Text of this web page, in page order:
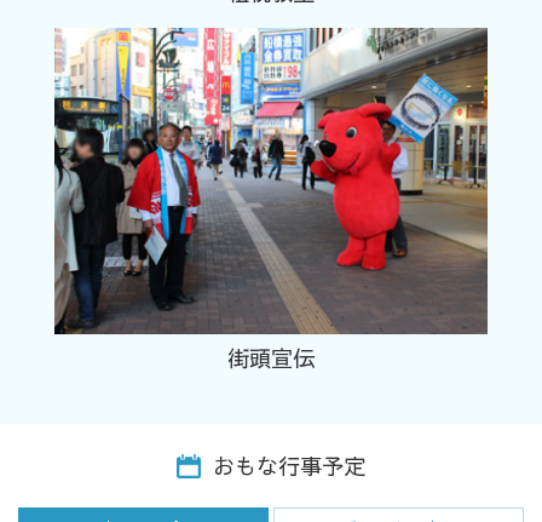
街頭宣伝
おもな行事予定